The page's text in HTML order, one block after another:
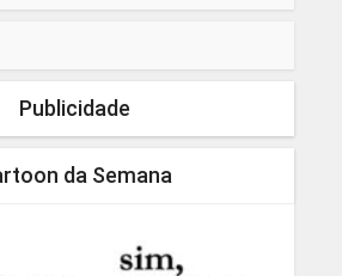
Publicidade
da Semana